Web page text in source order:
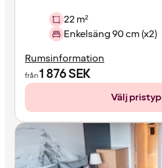
22 m²
Enkelsäng 90 cm (x2)
Rumsinformation
från1 876SEK
Välj pristyp